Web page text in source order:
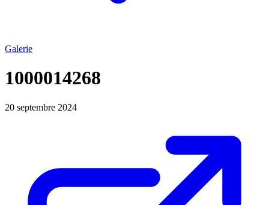
Galerie
1000014268
20 septembre 2024